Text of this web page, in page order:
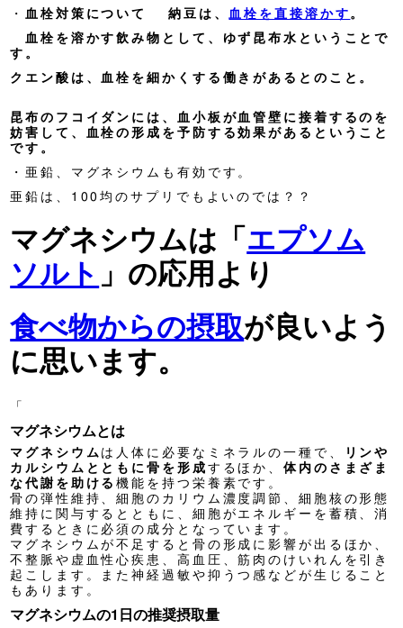
・ 血栓対策について 納豆は、 血栓を直接溶かす 。
血栓を溶かす飲み物として、ゆず昆布水ということで
す。
クエン酸は、血栓を細かくする働きがあるとのこと。
昆布のフコイダンには、血小板が血管壁に接着するのを
妨害して、血栓の形成を予防する効果があるということ
です。
・亜鉛、マグネシウムも有効です。
亜鉛は、100均のサプリでもよいのでは？？
マグネシウムは「 エプソム
ソルト 」の応用より
食べ物からの摂取が良いよう
に思います。
「
マグネシウムとは
マグネシウム は人体に必要なミネラルの一種で、
リンや
カルシウムとともに骨を形成 するほか、体内のさまざま
な代謝を助ける機能を持つ栄養素です。
骨の弾性維持、細胞のカリウム濃度調節、細胞核の形態
維持に関与するとともに、細胞がエネルギーを蓄積、消
費するときに必須の成分となっています。
マグネシウムが不足すると骨の形成に影響が出るほか、
不整脈や虚血性心疾患、高血圧、筋肉のけいれんを引き
起こします。また神経過敏や抑うつ感などが生じること
もあります。
マグネシウムの1日の推奨摂取量